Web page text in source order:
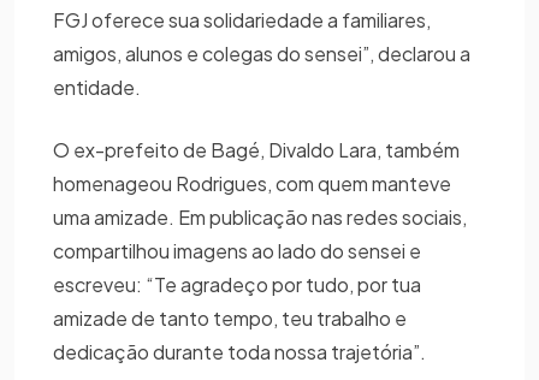
FGJ oferece sua solidariedade a familiares,
amigos, alunos e colegas do sensei”, declarou a
entidade.
O ex-prefeito de Bagé, Divaldo Lara, também
homenageou Rodrigues, com quem manteve
uma amizade. Em publicação nas redes sociais,
compartilhou imagens ao lado do sensei e
escreveu: “Te agradeço por tudo, por tua
amizade de tanto tempo, teu trabalho e
dedicação durante toda nossa trajetória”.